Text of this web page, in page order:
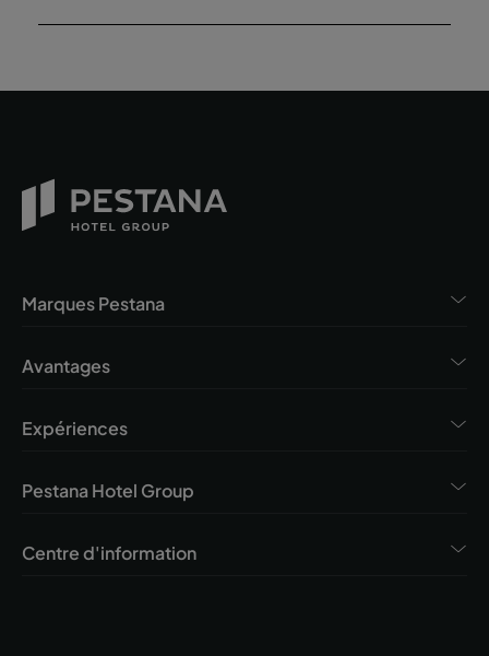
Marques Pestana
Avantages
Expériences
Pestana Hotel Group
Centre d'information